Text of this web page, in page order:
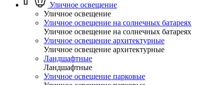
Уличное освещение
Уличное освещение
Уличное освещение на солнечных батареях
Уличное освещение на солнечных батареях
Уличное освещение архитектурные
Уличное освещение архитектурные
Ландшафтные
Ландшафтные
Уличное освещение парковые